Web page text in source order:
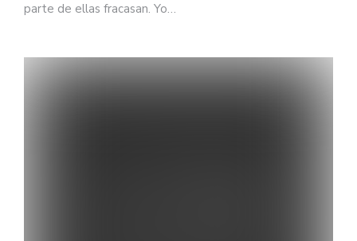
parte de ellas fracasan. Yo…